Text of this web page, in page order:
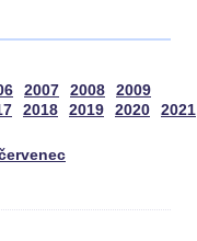
2007 2008
2009
2018 2019 2020
2021